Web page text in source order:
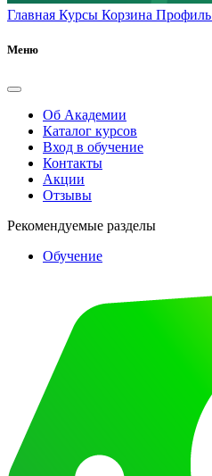
Главная Курсы Корзина Профиль
Меню
Об Академии
Каталог курсов
Вход в обучение
Контакты
Акции
Отзывы
Рекомендуемые разделы
Обучение